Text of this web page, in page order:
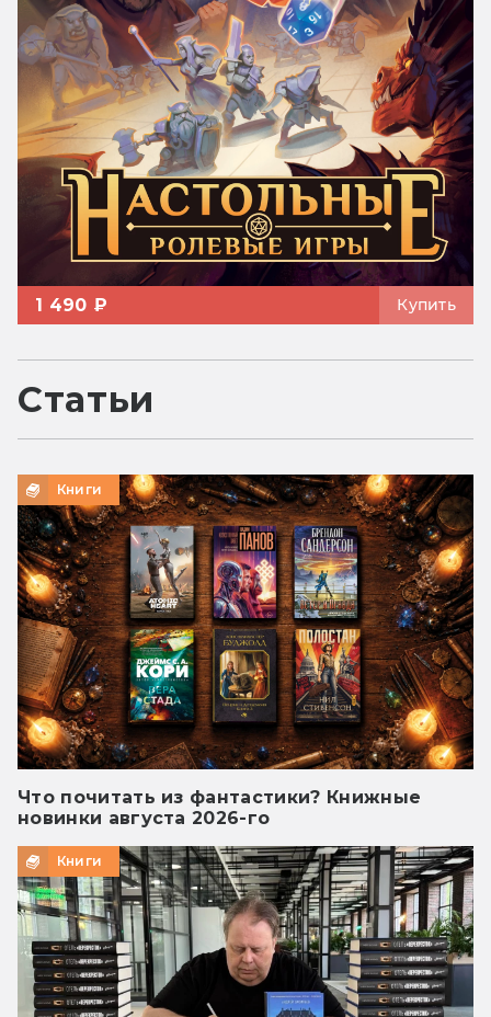
1 490 ₽ Купить
Статьи
Книги
Что почитать из фантастики? Книжные
новинки августа 2026-го
Книги